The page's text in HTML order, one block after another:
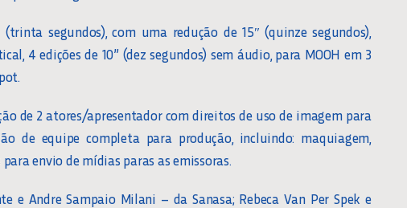
segundos), com uma redução de 15″ (quinze segundos),
4 edições de 10” (dez segundos) sem áudio, para MOOH em 3
de 2 atores/apresentador com direitos de uso de imagem para
de equipe completa para produção, incluindo: maquiagem,
envio de mídias paras as emissoras.
e Andre Sampaio Milani – da Sanasa; Rebeca Van Per Spek e